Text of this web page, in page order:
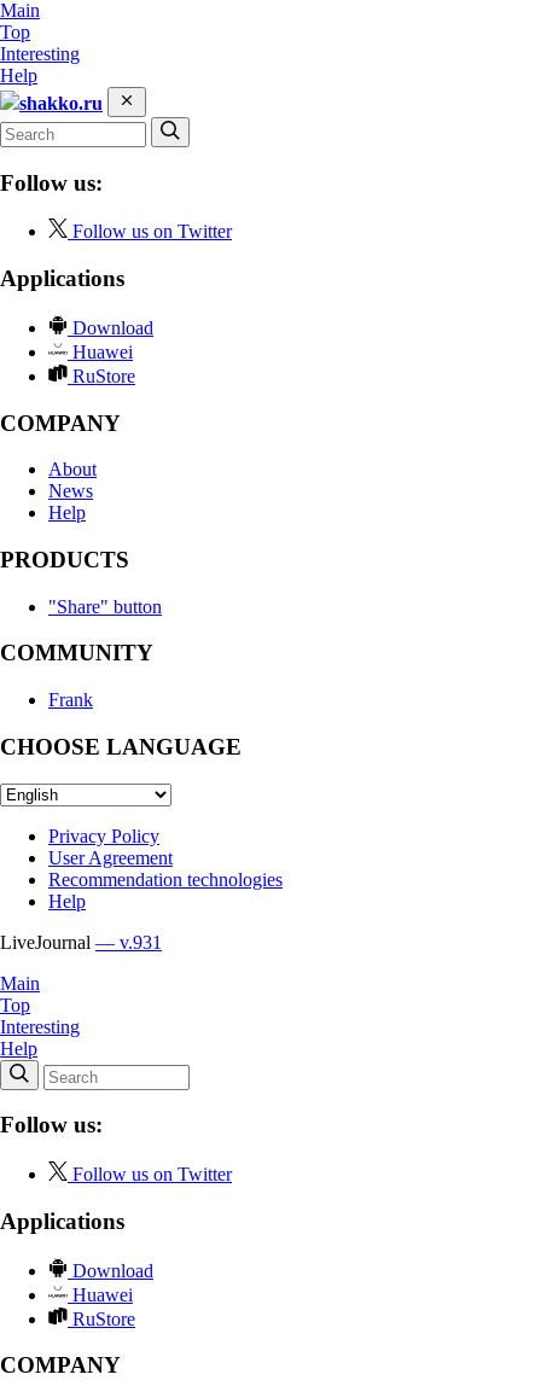
Main
Top
Interesting
Help
shakko.ru
Follow us:
Follow us on Twitter
Applications
Download
Huawei
RuStore
COMPANY
About
News
Help
PRODUCTS
"Share" button
COMMUNITY
Frank
CHOOSE LANGUAGE
Privacy Policy
User Agreement
Recommendation technologies
Help
LiveJournal — v.931
Main
Top
Interesting
Help
Follow us:
Follow us on Twitter
Applications
Download
Huawei
RuStore
COMPANY